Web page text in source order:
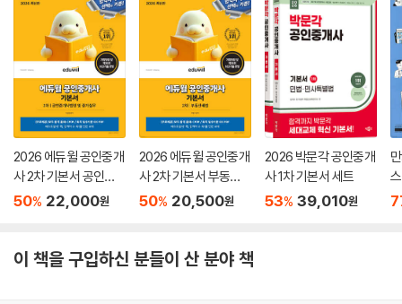
3. 핵심 POINT로 주요 내용 파악
- 시험에 자주 출제되는 이론 위주로 압축 정리하였습니다. 또한 중요한 부
분에 별표로 표시되어 있어 전략적으로 학습할 수 있습니다.
4. 기출 OX 문제로 점검하기
- 시험에 출제되었던 기출지문들을 OX 문제로 구성하였습니다. 학습한
내용을 정확히 이해하였는지 점검할 수 있습니다.
[특별제공] 숫자로 익히는 부동산공법 암기노트
2026 에듀윌 공인중개
사 2차 기본서 공인중
개사법령 및 중개실무
50% 22,000원
2026 에듀윌 공인중개
사 2차 기본서 부동산
세법
50% 20,500원
2026 박문각 공인중개
사 1차 기본서 세트
53% 39,010원
이 책을 구입하신 분들이 산 분야 책